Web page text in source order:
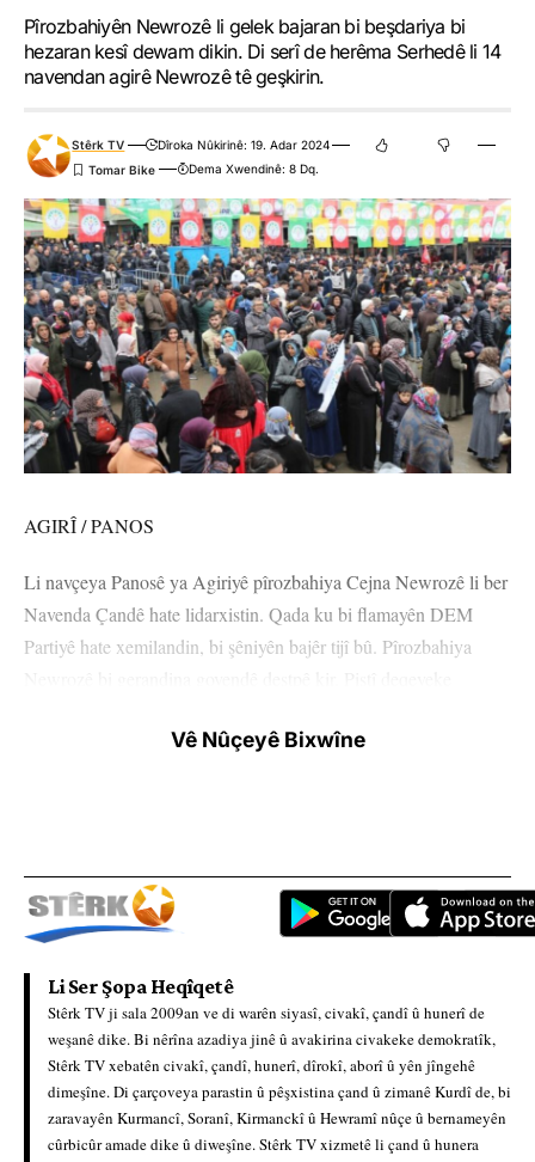
Pîrozbahiyên Newrozê li gelek bajaran bi beşdariya bi
hezaran kesî dewam dikin. Di serî de herêma Serhedê li 14
navendan agirê Newrozê tê geşkirin.
Stêrk TV
Dîroka Nûkirinê: 19. Adar 2024
Dema Xwendinê: 8 Dq.
AGIRÎ / PANOS
Li navçeya Panosê ya Agiriyê pîrozbahiya Cejna Newrozê li ber
Navenda Çandê hate lidarxistin. Qada ku bi flamayên DEM
Partiyê hate xemilandin, bi şêniyên bajêr tijî bû. Pîrozbahiya
û azweriyê em amade ne ku xizmetê ji gelê xwe re bikin. Em baş
bi pirsgirêkên Panosê û çareseriyên wê dizanin.”
Namzetê din ê hevşaredariyê Kerem Kirtay jî wiha got: “Dem
dema azadiyê ye. Em bi hev re bimeşin. Gelo hûn amade ne ku
em Panosê bi hev re birêve bibin? Em hewl bidin layiqî we
bibin.”
Aktîvîsta TJA’yê Helen Işik jî bal kişand ser grevênb birçîbûnê
Vê Nûçeyê Bixwîne
Li Ser Şopa Heqîqetê
Stêrk TV ji sala 2009an ve di warên siyasî, civakî, çandî û hunerî de
weşanê dike. Bi nêrîna azadiya jinê û avakirina civakeke demokratîk,
Stêrk TV xebatên civakî, çandî, hunerî, dîrokî, aborî û yên jîngehê
dimeşîne. Di çarçoveya parastin û pêşxistina çand û zimanê Kurdî de, bi
zaravayên Kurmancî, Soranî, Kirmanckî û Hewramî nûçe û bernameyên
cûrbicûr amade dike û diweşîne. Stêrk TV xizmetê li çand û hunera